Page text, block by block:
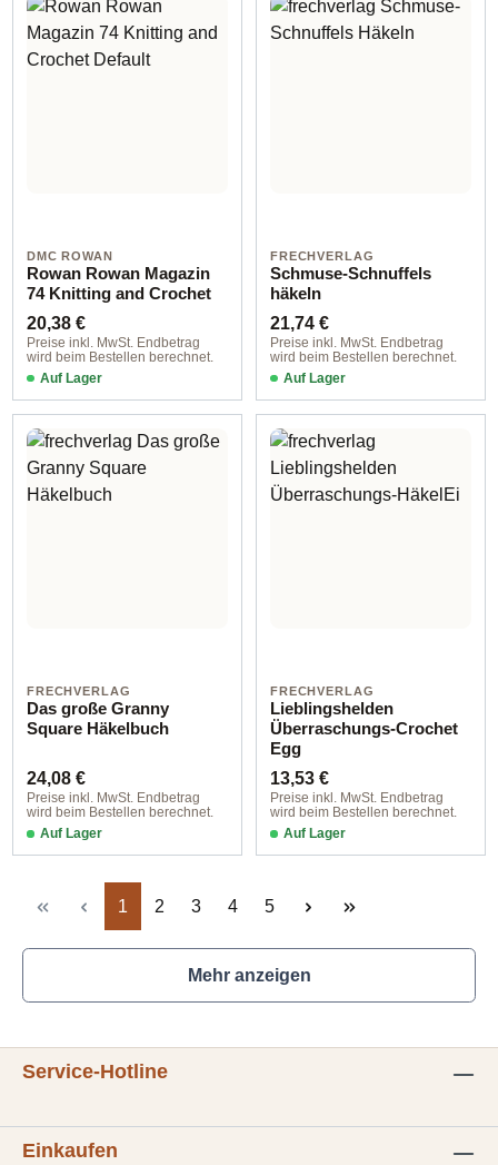
DMC ROWAN
Rowan Rowan Magazin
74 Knitting and Crochet
Regulärer Preis:
20,38 €
Preise inkl. MwSt. Endbetrag
wird beim Bestellen berechnet.
Auf Lager
FRECHVERLAG
Schmuse-Schnuffels
häkeln
Regulärer Preis:
21,74 €
Preise inkl. MwSt. Endbetrag
wird beim Bestellen berechnet.
Auf Lager
FRECHVERLAG
Das große Granny
Square Häkelbuch
Regulärer Preis:
24,08 €
Preise inkl. MwSt. Endbetrag
wird beim Bestellen berechnet.
Auf Lager
FRECHVERLAG
Lieblingshelden
Überraschungs-Crochet
Egg
Regulärer Preis:
13,53 €
Preise inkl. MwSt. Endbetrag
wird beim Bestellen berechnet.
Auf Lager
Seite
1 Seite
2 Seite
3 Seite
4 Seite
5
Mehr anzeigen
Service-Hotline
Einkaufen